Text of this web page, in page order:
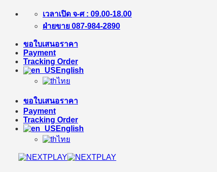
Skip
เวลาเปิด จ-ศ : 09.00-18.00
ฝ่ายขาย 087-984-2890
ขอใบเสนอราคา
Payment
Tracking Order
English
ไทย
ขอใบเสนอราคา
Payment
Tracking Order
English
ไทย